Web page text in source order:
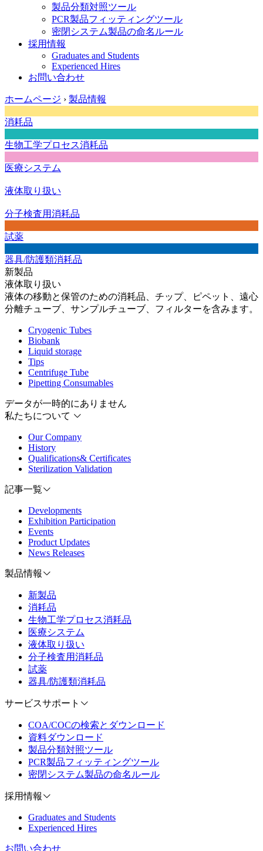
製品分類対照ツール
PCR製品フィッティングツール
密閉システム製品の命名ルール
採用情報
Graduates and Students
Experienced Hires
お問い合わせ
ホームページ › 製品情報
消耗品
生物工学プロセス消耗品
医療システム
液体取り扱い
分子検査用消耗品
試薬
器具/防護類消耗品
新製品
液体取り扱い
液体の移動と保管のための消耗品、チップ、ピペット、遠心
分離チューブ、サンプルチューブ、フィルターを含みます。
Cryogenic Tubes
Biobank
Liquid storage
Tips
Centrifuge Tube
Pipetting Consumables
データが一時的にありません
私たちについて
Our Company
History
Qualifications& Certificates
Sterilization Validation
記事一覧
Developments
Exhibition Participation
Events
Product Updates
News Releases
製品情報
新製品
消耗品
生物工学プロセス消耗品
医療システム
液体取り扱い
分子検査用消耗品
試薬
器具/防護類消耗品
サービスサポート
COA/COCの検索とダウンロード
資料ダウンロード
製品分類対照ツール
PCR製品フィッティングツール
密閉システム製品の命名ルール
採用情報
Graduates and Students
Experienced Hires
お問い合わせ